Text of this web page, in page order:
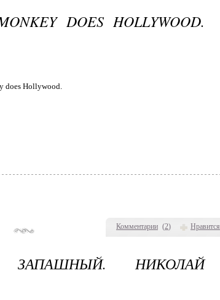
Комментарии (2) Нравится
DOES HOLLYWOOD.
does Hollywood.
ЗАПАШНЫЙ. НИКОЛАЙ